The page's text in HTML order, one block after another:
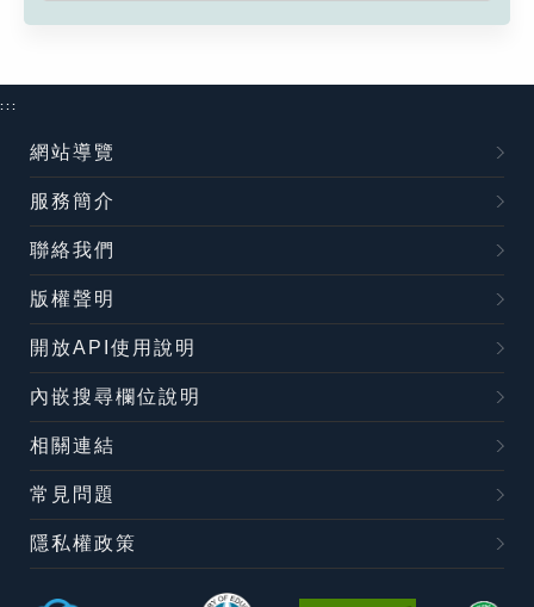
:::
網站導覽
服務簡介
聯絡我們
版權聲明
開放API使用說明
內嵌搜尋欄位說明
相關連結
常見問題
隱私權政策